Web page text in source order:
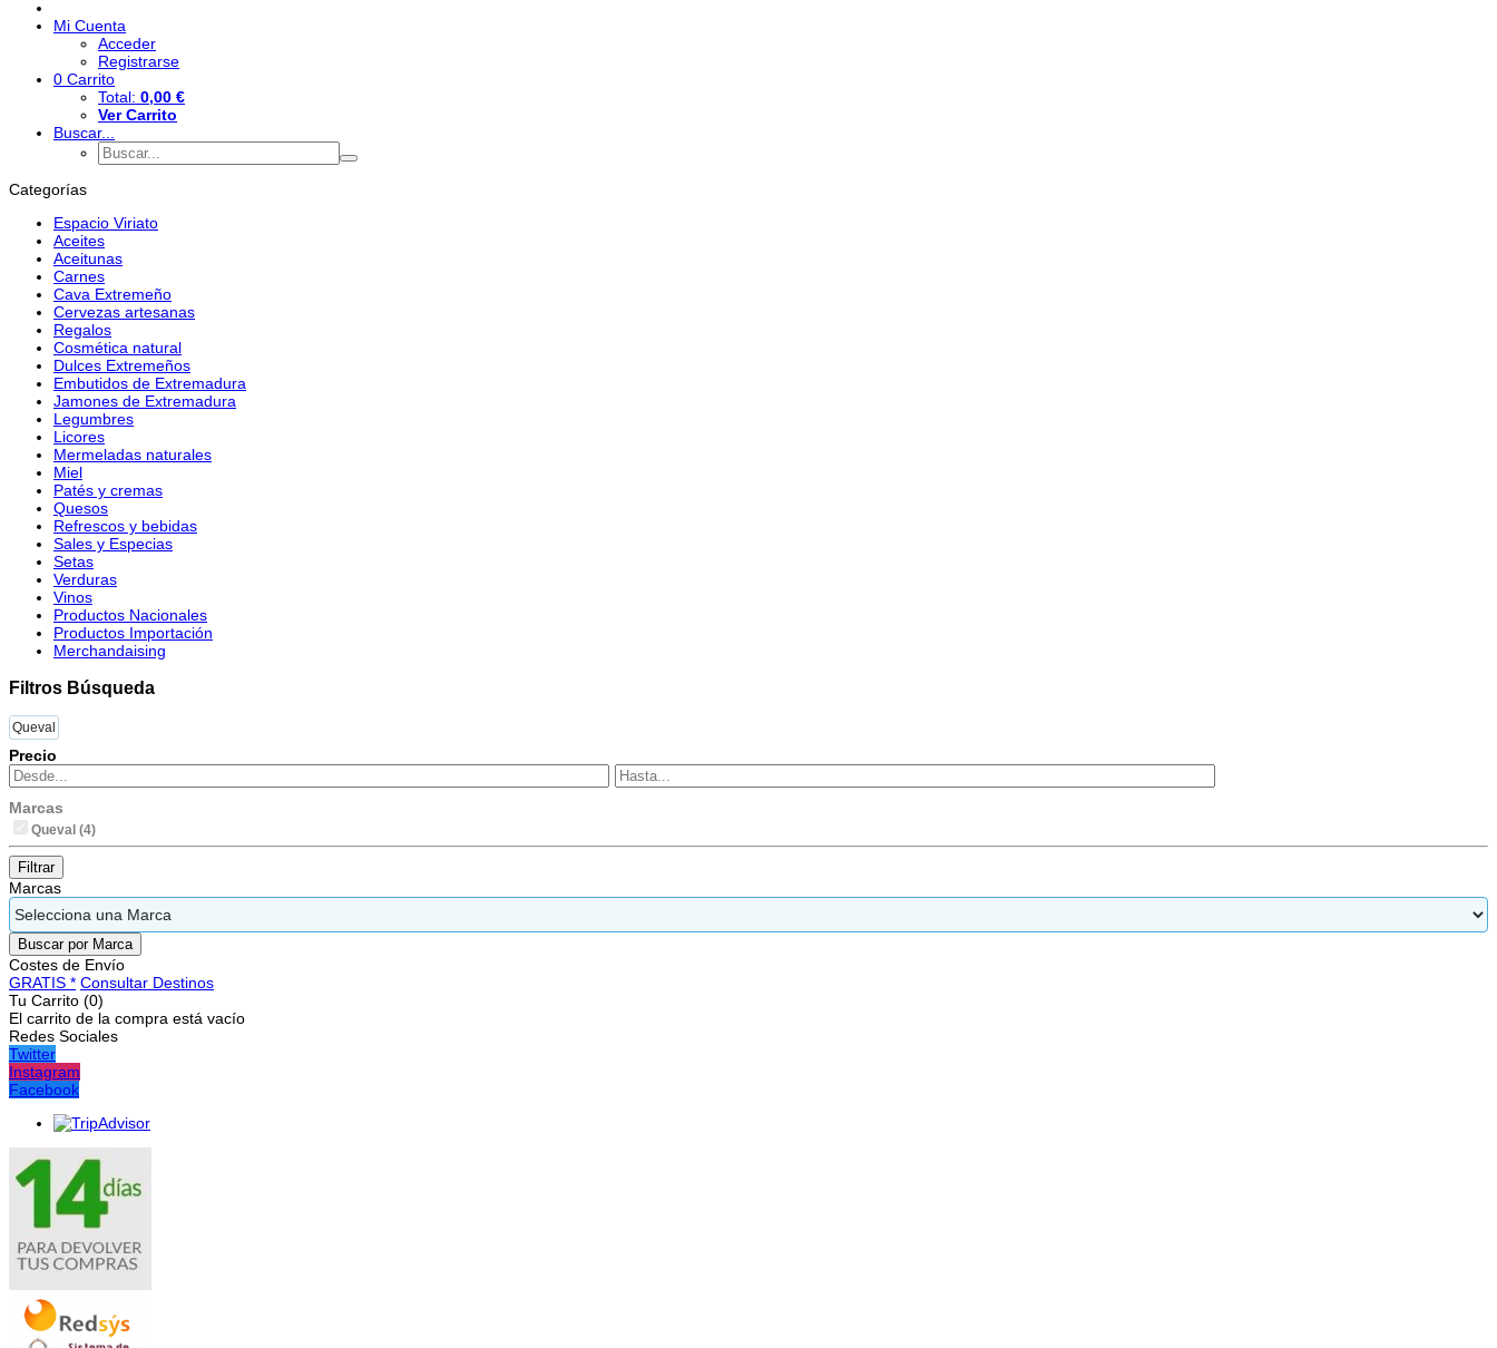
Mi Cuenta
Acceder
Registrarse
0 Carrito
Total: 0,00 €
Ver Carrito
Buscar...
Categorías
Espacio Viriato
Aceites
Aceitunas
Carnes
Cava Extremeño
Cervezas artesanas
Regalos
Cosmética natural
Dulces Extremeños
Embutidos de Extremadura
Jamones de Extremadura
Legumbres
Licores
Mermeladas naturales
Miel
Patés y cremas
Quesos
Refrescos y bebidas
Sales y Especias
Setas
Verduras
Vinos
Productos Nacionales
Productos Importación
Merchandaising
Filtros Búsqueda
Queval
Precio
Marcas
Queval (4)
Marcas
Costes de Envío
GRATIS * Consultar Destinos
Tu Carrito (0)
El carrito de la compra está vacío
Redes Sociales
Twitter
Instagram
Facebook